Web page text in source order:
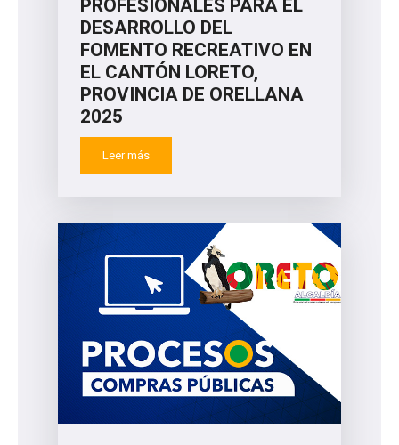
PROFESIONALES PARA EL
DESARROLLO DEL
FOMENTO RECREATIVO EN
EL CANTÓN LORETO,
PROVINCIA DE ORELLANA
2025
Leer más